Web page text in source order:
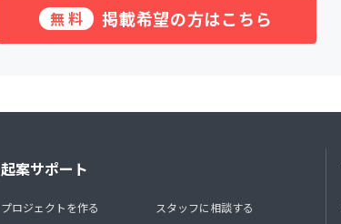
無料 掲載希望の方はこちら
起案サポート
プロジェクトを作る
スタッフに相談する